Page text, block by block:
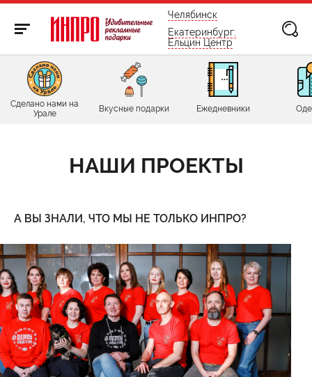
бесплатно по России
Челябинск
Екатеринбург:
Ельцин Центр
Сделано нами на
Урале
Вкусные подарки Ежедневники
НАШИ ПРОЕКТЫ
А ВЫ ЗНАЛИ, ЧТО МЫ НЕ ТОЛЬКО ИНПРО?